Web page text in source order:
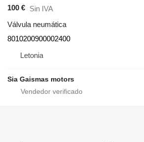
100 € Sin IVA
Válvula neumática
8010200900002400
Letonia
Sia Gaismas motors